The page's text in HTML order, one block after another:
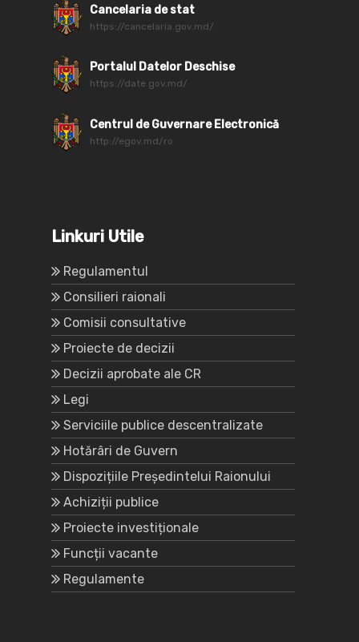
Cancelaria de stat
https://cancelaria.gov.md/
Portalul Datelor Deschise
https://date.gov.md/
Centrul de Guvernare Electronică
http://egov.md/ro
Linkuri Utile
Regulamentul
Consilieri raionali
Comisii consultative
Proiecte de decizii
Decizii aprobate ale CR
Legi
Serviciile publice descentralizate
Hotărâri de Guvern
Dispozițiile Președintelui Raionului
Achiziții publice
Proiecte investiționale
Funcții vacante
Regulamente